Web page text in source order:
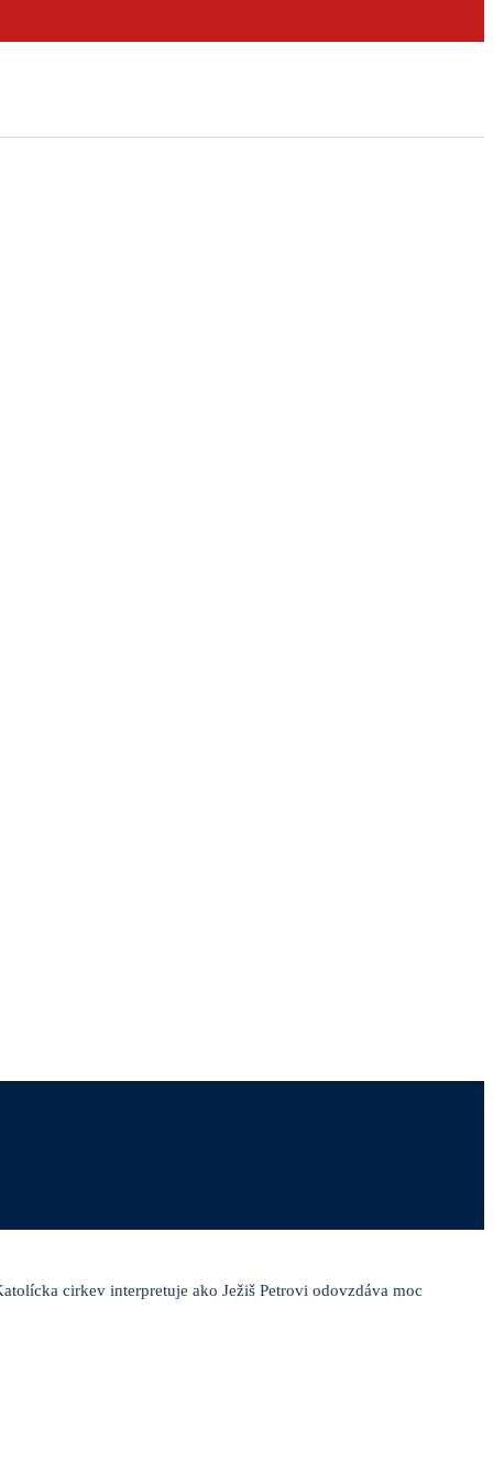
cirkev interpretuje ako Ježiš Petrovi odovzdáva moc